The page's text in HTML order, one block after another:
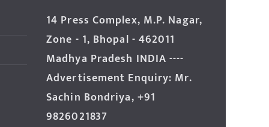
14 Press Complex, M.P. Nagar,
Zone - 1, Bhopal - 462011
Madhya Pradesh INDIA ----
Advertisement Enquiry: Mr.
Sachin Bondriya, +91
9826021837